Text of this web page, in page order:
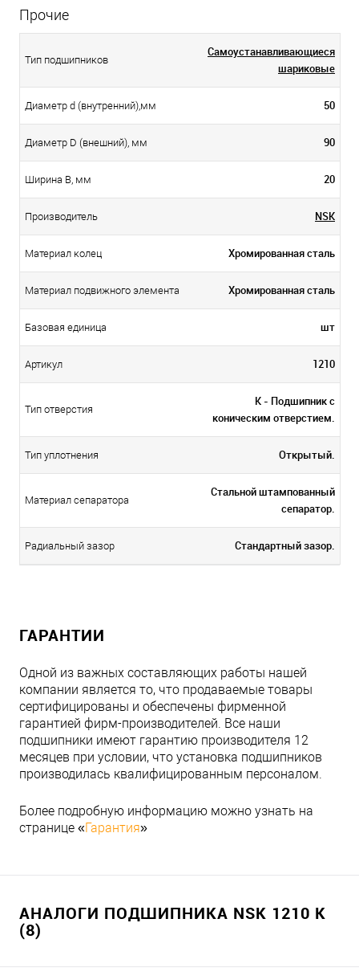
Прочие
Тип подшипников
Самоустанавливающиеся
шариковые
Диаметр d (внутренний),мм 50
Диаметр D (внешний), мм 90
Ширина B, мм 20
Производитель NSK
Материал колец Хромированная сталь
Материал подвижного элемента Хромированная сталь
Базовая единица шт
Артикул 1210
Тип отверстия
K - Подшипник с
коническим отверстием.
Тип уплотнения Открытый.
Материал сепаратора
Стальной штампованный
сепаратор.
Радиальный зазор Стандартный зазор.
ГАРАНТИИ
Одной из важных составляющих работы нашей
компании является то, что продаваемые товары
сертифицированы и обеспечены фирменной
гарантией фирм-производителей. Все наши
подшипники имеют гарантию производителя 12
месяцев при условии, что установка подшипников
производилась квалифицированным персоналом.
Более подробную информацию можно узнать на
странице «Гарантия»
АНАЛОГИ ПОДШИПНИКА NSK 1210 K
(8)